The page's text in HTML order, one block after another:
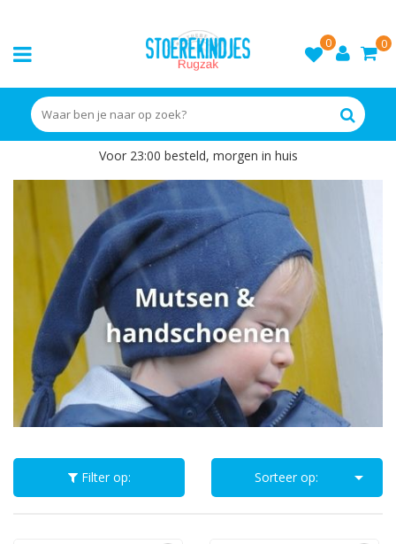
0
0
Voor 23:00 besteld, morgen in huis
Filter op: Sorteer op: 